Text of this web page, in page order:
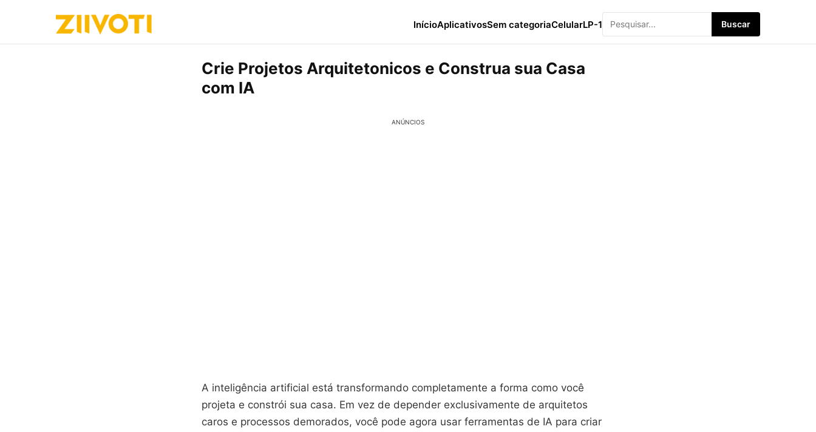
InícioAplicativosSem categoriaCelularLP-1 Buscar
Crie Projetos Arquitetonicos e Construa sua Casa
com IA
ANÚNCIOS
A inteligência artificial está transformando completamente a forma como você
projeta e constrói sua casa. Em vez de depender exclusivamente de arquitetos
caros e processos demorados, você pode agora usar ferramentas de IA para criar